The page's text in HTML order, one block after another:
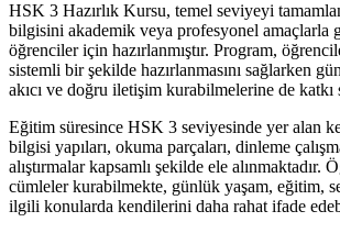
HSK 3 Hazırlık Kursu, temel seviyeyi
bilgisini akademik veya profesyonel amaçlarla
öğrenciler için hazırlanmıştır. Program,
sistemli bir şekilde hazırlanmasını sağlarken
akıcı ve doğru iletişim kurabilmelerine de katkı
Eğitim süresince HSK 3 seviyesinde yer alan
bilgisi yapıları, okuma parçaları, dinleme
alıştırmalar kapsamlı şekilde ele alınmaktadır.
cümleler kurabilmekte, günlük yaşam, eğitim,
ilgili konularda kendilerini daha rahat ifade